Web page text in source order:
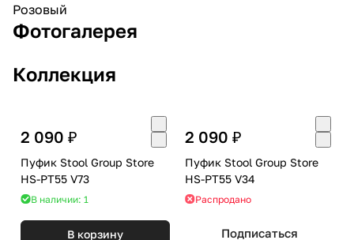
Розовый
Фотогалерея
Коллекция
2 090 ₽
Пуфик Stool Group Store
HS-PT55 V73
В наличии: 1
В корзину
2 090 ₽
Пуфик Stool Group Store
HS-PT55 V34
Распродано
Подписаться